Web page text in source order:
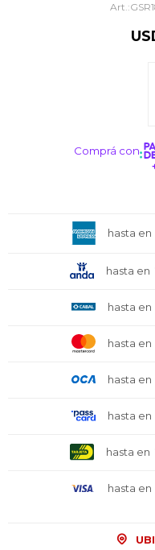
Comprá con
hasta en
hasta en
hasta en
hasta en
hasta en
hasta en
hasta en
hasta en